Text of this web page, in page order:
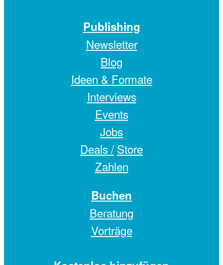
Publishing
Newsletter
Blog
Ideen & Formate
Interviews
Events
Jobs
Deals / Store
Zahlen
Buchen
Beratung
Vorträge